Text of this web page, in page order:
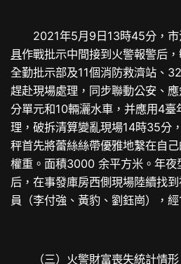
2021年5月9日13時45分，市
具作戰批示中間接到火警報警后
全勤批示部及11個消防救濟站、
趕赴現場處理，同步聯動公安、
分單元和10輛灑水車，并應用4臺
理，破拆清算變亂現場14時35分
秤首先將蕾絲絲帶優雅地繫在自
權重。面積3000 余平方米。年夜
后，在事發庫房西側現場陸續找
員（李付強、黃豹、劉鈺崗），
（三）火警財富喪失統計情形